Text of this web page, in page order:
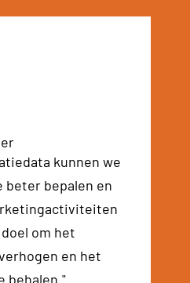
kunnen we
bepalen en
om het
en het
behalen."